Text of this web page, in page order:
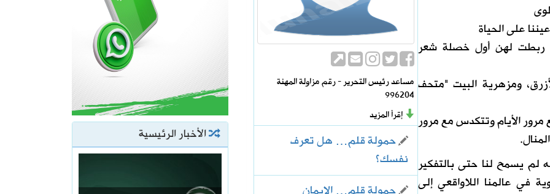
الأخبار الرئيسية
مساعد رئيس التحرير - رقم مزاولة المهنة
996204
إقرأ المزيد
حمولة قلم… هل تعرف
نفسك؟
على الحياة
ربطت لهن أول خصلة شعر
ومزهرية البيت "متحف
الأيام وتتكدس مع مرور
لم يسمح لنا حتى بالتفكير
عالمنا اللاواقعي إلى